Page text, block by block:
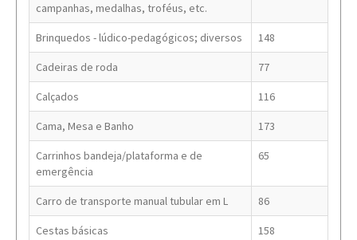
campanhas, medalhas, troféus, etc.
Brinquedos - lúdico-pedagógicos; diversos 148
Cadeiras de roda 77
Calçados 116
Cama, Mesa e Banho 173
Carrinhos bandeja/plataforma e de
emergência
65
Carro de transporte manual tubular em L 86
Cestas básicas 158